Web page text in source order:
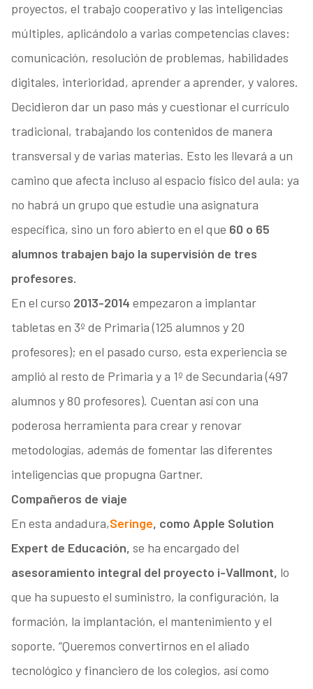
proyectos, el trabajo cooperativo y las inteligencias
múltiples, aplicándolo a varias competencias claves:
comunicación, resolución de problemas, habilidades
digitales, interioridad, aprender a aprender, y valores.
Decidieron dar un paso más y cuestionar el currículo
tradicional, trabajando los contenidos de manera
transversal y de varias materias. Esto les llevará a un
camino que afecta incluso al espacio físico del aula: ya
no habrá un grupo que estudie una asignatura
específica, sino un foro abierto en el que 60 o 65
alumnos trabajen bajo la supervisión de tres
profesores.
En el curso 2013-2014 empezaron a implantar
tabletas en 3º de Primaria (125 alumnos y 20
profesores); en el pasado curso, esta experiencia se
amplió al resto de Primaria y a 1º de Secundaria (497
alumnos y 80 profesores). Cuentan así con una
poderosa herramienta para crear y renovar
metodologías, además de fomentar las diferentes
inteligencias que propugna Gartner.
Compañeros de viaje
En esta andadura,Seringe, como Apple Solution
Expert de Educación, se ha encargado del
asesoramiento integral del proyecto i-Vallmont, lo
que ha supuesto el suministro, la configuración, la
formación, la implantación, el mantenimiento y el
soporte. “Queremos convertirnos en el aliado
tecnológico y financiero de los colegios, así como